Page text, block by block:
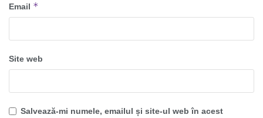
Email *
Site web
Salvează-mi numele, emailul și site-ul web în acest